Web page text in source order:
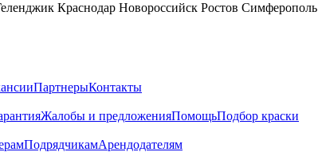
Краснодар Новороссийск Ростов Симферополь
ПартнерыКонтакты
Жалобы и предложенияПомощьПодбор краски
ПодрядчикамАрендодателям